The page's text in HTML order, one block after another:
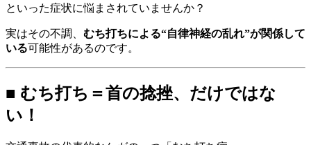
といった症状に悩まされていませんか？
実はその不調、 むち打ちによる“自律神経の乱れ”が関係して
いる可能性があるのです。
■ むち打ち＝首の捻挫、だけではな
い！